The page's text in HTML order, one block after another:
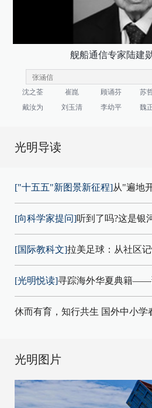
舰船通信专家陆建
沈之荃 崔崑 顾诵芬 苏
戴汝为
刘玉清 李幼平 魏
光明导读
["十五五"新图景新征程]从"遍地
[向科学家提问]听到了吗?这是银
[国际教科文]拉美足球：从社区
[光明悦读]寻踪海外华夏典籍——
休而有育，知行共生 国外中小学
光明图片